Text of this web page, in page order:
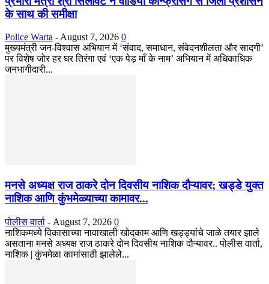
के साथ की समीक्षा
Police Warta - August 7, 2026 0
मुख्यमंत्री जन-विश्वास अभियान में ‘संवाद, समाधान, संवेदनशीलता और सादगी’
पर विशेष जोर हर घर तिरंगा एवं ‘एक पेड़ माँ के नाम’ अभियान में अधिकाधिक
जनभागीदारी...
मनसे अध्यक्ष राज ठाकरे दोन दिवसीय नाशिक दौऱ्यावर; खड्डे युक्त
नाशिक आणि कुंभमेळ्याच्या कामावर...
पोलीस वार्ता - August 7, 2026 0
नाशिकमध्ये विकासाच्या नावाखाली खोदकाम आणि खड्ड्यांचे जाळे तयार झाले
असताना मनसे अध्यक्ष राज ठाकरे दोन दिवसीय नाशिक दौऱ्यावर.. पोलीस वार्ता,
नाशिक | कुंभमेळा कामांसाठी झालेले...